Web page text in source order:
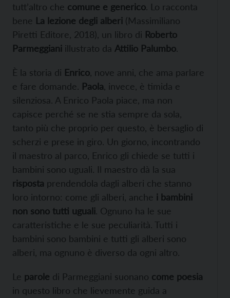
tutt’altro che comune e generico. Lo racconta
bene La lezione degli alberi (Massimiliano
Piretti Editore, 2018), un libro di Roberto
Parmeggiani illustrato da Attilio Palumbo.
È la storia di Enrico , nove anni, che ama parlare
e fare domande. Paola , invece, è timida e
silenziosa. A Enrico Paola piace, ma non
capisce perché se ne stia sempre da sola,
tanto più che proprio per questo, è bersaglio di
scherzi e prese in giro. Un giorno, incontrando
il maestro al parco, Enrico gli chiede se tutti i
bambini sono uguali. Il maestro dà la sua
risposta prendendola dagli alberi che stanno
loro intorno: come gli alberi, anche i bambini
non sono tutti uguali. Ognuno ha le sue
caratteristiche e le sue peculiarità. Tutti i
bambini sono bambini e tutti gli alberi sono
alberi, ma ognuno è diverso da ogni altro.
Le parole di Parmeggiani suonano come poesia
in questo libro che lievemente guida a